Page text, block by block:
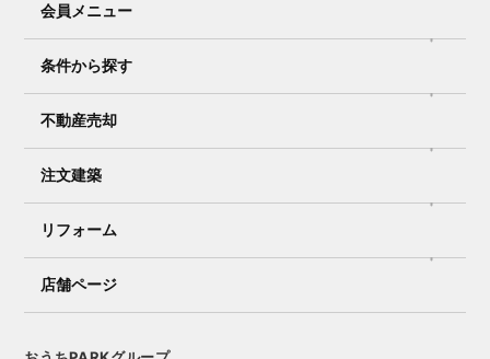
会員メニュー
条件から探す
不動産売却
注文建築
リフォーム
店舗ページ